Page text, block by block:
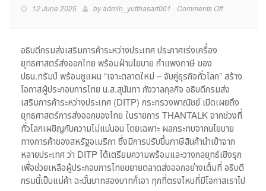
12 June 2025 byadmin_yutthasart001 Comments Offon
ออก
ไทย
ฝ่า
ภาษี
ทรัมป์
ชู
‘เจาะ
ตลาด
ใหม่
–
อธิบดีกรมส่งเสริมการค้าระหว่างประเทศ ประกาศเร่งเครื่อง
ยุทธศาสตร์ส่งออกไทย พร้อมฝ่านโยบาย กำแพงภาษี ของ
ปธน.ทรัมป์ พร้อมชูแผน “เจาะตลาดใหม่ – จับคู่ธุรกิจทั่วโลก” สร้าง
โอกาสผู้ประกอบการไทย น.ส.สุนันทา กังวาลกุลกิจ อธิบดีกรมส่ง
เสริมการค้าระหว่างประเทศ (DITP) กระทรวงพาณิชย์ เปิดเผยถึง
ยุทธศาสตร์การส่งออกของไทย ในรายการ THANTALK จากช่วงที่
ทั่วโลกเผชิญกับความไม่แน่นอน โดยเฉพาะ ผลกระทบจากนโยบาย
ทางการค้าของสหรัฐอเมริกา ซึ่งมีการปรับขึ้นภาษีสินค้านำเข้าจาก
หลายประเทศ ว่า DITP ได้เตรียมความพร้อมและวางกลยุทธ์เชิงรุก
เพื่อช่วยเหลือผู้ประกอบการไทยขยายตลาดส่งออกอย่างเต็มที่ อธิบดี
กรมนี้เป็นแม่ค้า ฉะนั้นบาทสองบาทก็เอา ทุกที่ตรงไหนที่มีโอกาสเราไป